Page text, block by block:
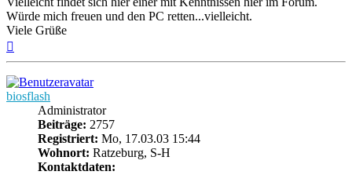
Würde mich freuen und den PC retten...vielleicht.
Viele Grüße
biosflash
Administrator
Beiträge: 2757
Registriert: Mo, 17.03.03 15:44
Wohnort: Ratzeburg, S-H
Kontaktdaten: